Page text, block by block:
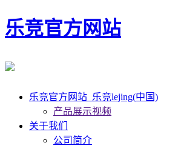
乐竞官方网站
乐竞官方网站_乐竞lejing(中国)
产品展示视频
关于我们
公司简介